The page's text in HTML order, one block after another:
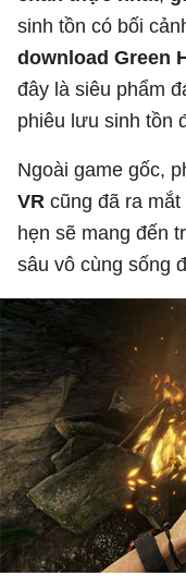
sinh tồn có bối
download Green
đây là siêu phẩm
phiêu lưu sinh tồn
Ngoài game gốc,
VR cũng đã ra
hẹn sẽ mang đến
sâu vô cùng sống